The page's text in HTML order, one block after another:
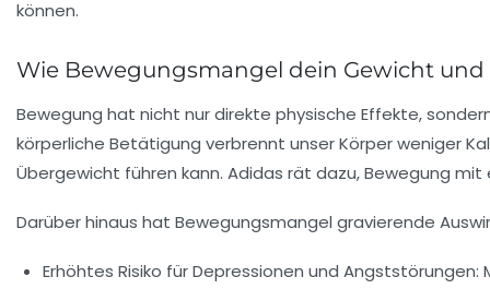
Wie Bewegungsmangel dein Gewicht
Bewegung hat nicht nur direkte physische Effekte,
körperliche Betätigung verbrennt unser Körper weniger
Übergewicht führen kann. Adidas rät dazu, Bewegung
Darüber hinaus hat Bewegungsmangel gravierende
Erhöhtes Risiko für Depressionen und Angststörungen: